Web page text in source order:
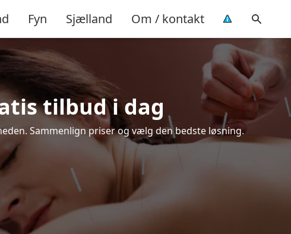
Fyn Sjælland Om / kontakt
tilbud i dag
Sammenlign priser og vælg den bedste løsning.